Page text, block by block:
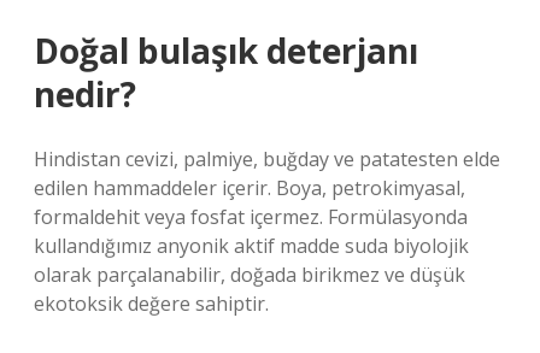
Doğal bulaşık deterjanı
nedir?
Hindistan cevizi, palmiye, buğday ve patatesten elde
edilen hammaddeler içerir. Boya, petrokimyasal,
formaldehit veya fosfat içermez. Formülasyonda
kullandığımız anyonik aktif madde suda biyolojik
olarak parçalanabilir, doğada birikmez ve düşük
ekotoksik değere sahiptir.